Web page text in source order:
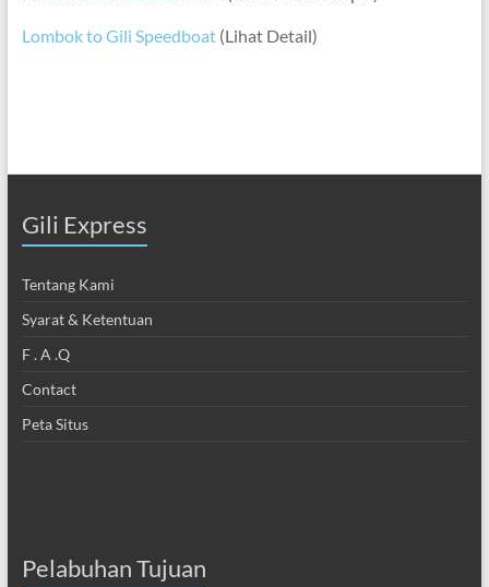
Lombok to Gili Speedboat(Lihat Detail)
Gili Express
Tentang Kami
Syarat & Ketentuan
F . A .Q
Contact
Peta Situs
Pelabuhan Tujuan